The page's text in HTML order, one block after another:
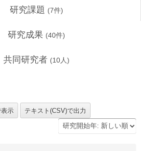
研究課題 (7件)
研究成果 (40件)
共同研究者 (10人)